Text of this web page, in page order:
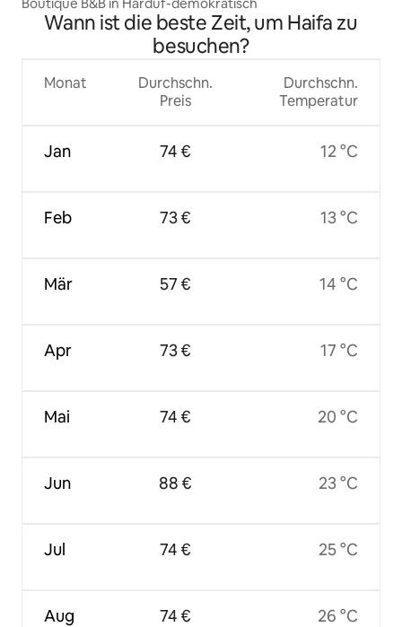
Wann ist die beste Zeit, um Haifa zu
besuchen?
Monat
Jan
Feb
Mär
Apr
Mai
Jun
Jul
Aug
Durchschn.
Preis
74 €
73 €
57 €
73 €
74 €
88 €
74 €
74 €
Durchschn.
Temperatur
12 °C
13 °C
14 °C
17 °C
20 °C
23 °C
25 °C
26 °C